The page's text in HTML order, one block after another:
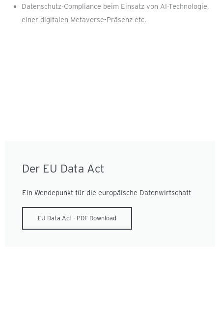
Datenschutz-Compliance beim Einsatz von AI-Technologie,
einer digitalen Metaverse-Präsenz etc.
Der EU Data Act
Ein Wendepunkt für die europäische Datenwirtschaft
EU Data Act - PDF Download